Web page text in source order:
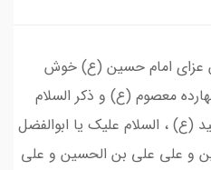
عزای امام حسین (ع) خوش
معصوم (ع) و ذکر السلام
(ع) ، السلام علیک یا ابوالفضل
و علي علي بن الحسين و علي